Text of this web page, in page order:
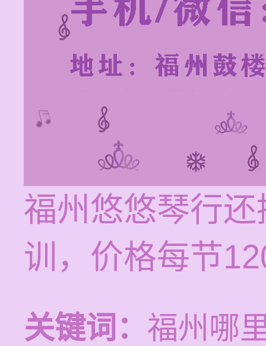
福州悠悠琴行
训，价格每节
关键词： 福州哪